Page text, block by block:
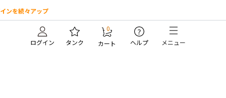
ンを続々アップ
ログイン タンク
0
カート
?
ヘルプ メニュー